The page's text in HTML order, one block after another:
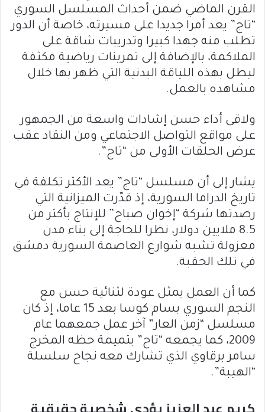
القرن الماضي ضمن أحداث المسلسل السوري
“تاج” يعد أمرا جديدا على مسيرته، خاصة أن الدور
تطلب منه جهدا كبيرا وتدريبات شاقة على
الملاكمة، بالإضافة إلى تمرينات رياضية مكثفة
ليطل بهذه اللياقة البدنية التي ظهر بها خلال
مشاهده بالعمل.
ولاقى أداء حسن إشادات واسعة من الجمهور
على مواقع التواصل الاجتماعي ومن النقاد عقب
عرض الحلقات الأولى من “تاج”.
يشار إلى أن مسلسل “تاج” يعد الأكثر تكلفة في
تاريخ الدراما السورية، إذ قدّرت الميزانية التي
رصدتها شركة “إخوان صباح” للإنتاج بأكثر من
8.5 ملايين دولار، نظرا للحاجة إلى بناء مدن
معزولة تشبه شوارع العاصمة السورية دمشق
في تلك الحقبة.
كما أن العمل يمثل عودة لثنائية حسن مع
النجم السوري بسام كوسا بعد 15 عاما
، إذ كان
مسلسل “زمن العار” آخر عمل جمعهما عام
2009، كما يجمعه “تاج” بتميمة حظه المخرج
سامر برقاوي الذي تشارك معه نجاح سلسلة
“الهيبة”.